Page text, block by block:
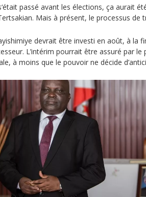
passé avant les élections, ça aurait
Mais à présent, le processus de
devrait être investi en août, à la
L’intérim pourrait être assuré par le
à moins que le pouvoir ne décide